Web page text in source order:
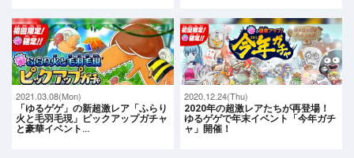
2021.03.08(Mon)
「ゆるゲゲ」の新超激レア「ふらり
火と毛羽毛現」ピックアップガチャ
と豪華イベント…
2020.12.24(Thu)
2020年の超激レアたちが再登場！
ゆるゲゲで年末イベント「今年ガチ
ャ」開催！